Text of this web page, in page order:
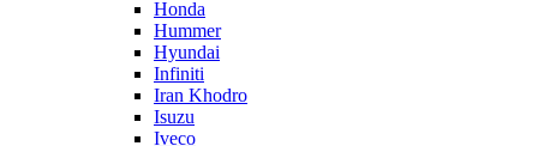
Honda
Hummer
Hyundai
Infiniti
Iran Khodro
Isuzu
Iveco